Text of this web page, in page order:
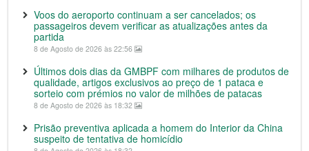
Voos do aeroporto continuam a ser cancelados; os
passageiros devem verificar as atualizações antes da
partida
8 de Agosto de 2026 às 22:56
Últimos dois dias da GMBPF com milhares de produtos de
qualidade, artigos exclusivos ao preço de 1 pataca e
sorteio com prémios no valor de milhões de patacas
8 de Agosto de 2026 às 18:32
Prisão preventiva aplicada a homem do Interior da China
suspeito de tentativa de homicídio